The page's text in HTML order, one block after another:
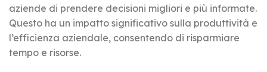
aziende di prendere decisioni migliori e più informate.
Questo ha un impatto significativo sulla produttività e
l’efficienza aziendale, consentendo di risparmiare
tempo e risorse.